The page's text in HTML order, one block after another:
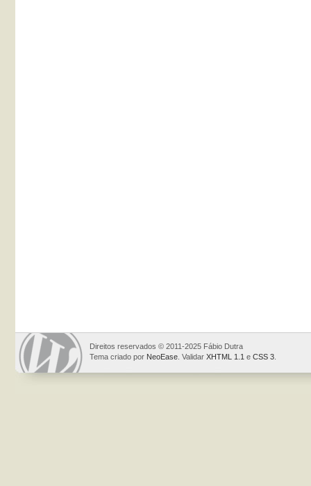
Direitos reservados © 2011-2025 Fábio Dutra
Tema criado por NeoEase . Validar XHTML 1.1 e CSS 3